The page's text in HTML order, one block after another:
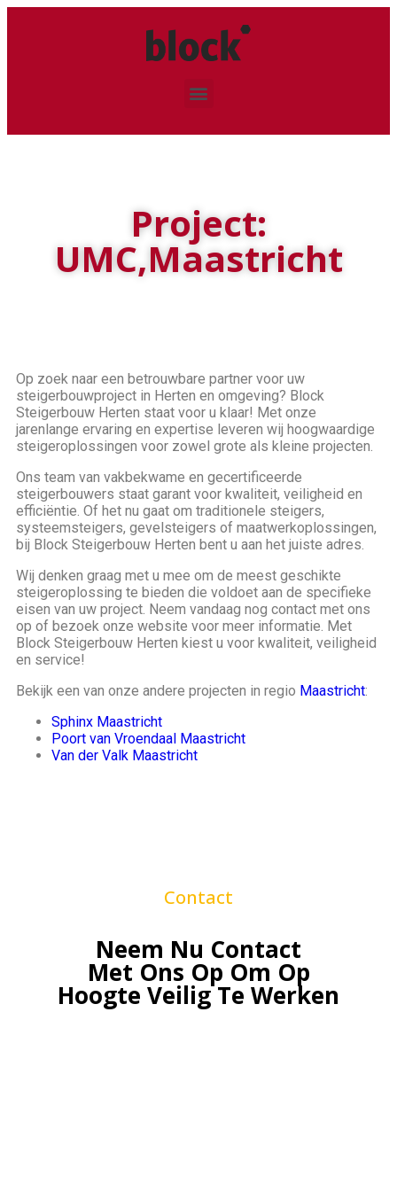
Project:
UMC,Maastricht
Op zoek naar een betrouwbare partner voor uw
steigerbouwproject in Herten en omgeving? Block
Steigerbouw Herten staat voor u klaar! Met onze
jarenlange ervaring en expertise leveren wij hoogwaardige
steigeroplossingen voor zowel grote als kleine projecten.
Ons team van vakbekwame en gecertificeerde
steigerbouwers staat garant voor kwaliteit, veiligheid en
efficiëntie. Of het nu gaat om traditionele steigers,
systeemsteigers, gevelsteigers of maatwerkoplossingen,
bij Block Steigerbouw Herten bent u aan het juiste adres.
Wij denken graag met u mee om de meest geschikte
steigeroplossing te bieden die voldoet aan de specifieke
eisen van uw project. Neem vandaag nog contact met ons
op of bezoek onze website voor meer informatie. Met
Block Steigerbouw Herten kiest u voor kwaliteit, veiligheid
en service!
Bekijk een van onze andere projecten in regio Maastricht:
Sphinx Maastricht
Poort van Vroendaal Maastricht
Van der Valk Maastricht
Contact
Neem Nu Contact
Met Ons Op Om Op
Hoogte Veilig Te Werken